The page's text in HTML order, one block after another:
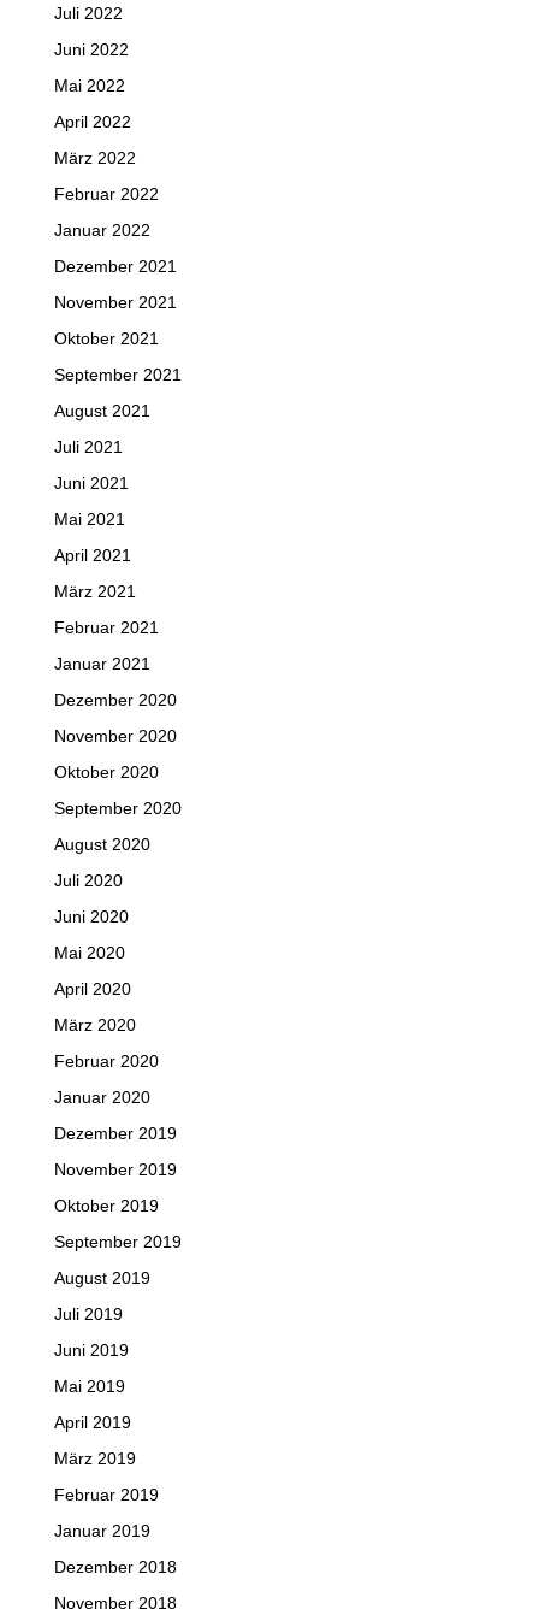
Juli 2022
Juni 2022
Mai 2022
April 2022
März 2022
Februar 2022
Januar 2022
Dezember 2021
November 2021
Oktober 2021
September 2021
August 2021
Juli 2021
Juni 2021
Mai 2021
April 2021
März 2021
Februar 2021
Januar 2021
Dezember 2020
November 2020
Oktober 2020
September 2020
August 2020
Juli 2020
Juni 2020
Mai 2020
April 2020
März 2020
Februar 2020
Januar 2020
Dezember 2019
November 2019
Oktober 2019
September 2019
August 2019
Juli 2019
Juni 2019
Mai 2019
April 2019
März 2019
Februar 2019
Januar 2019
Dezember 2018
November 2018